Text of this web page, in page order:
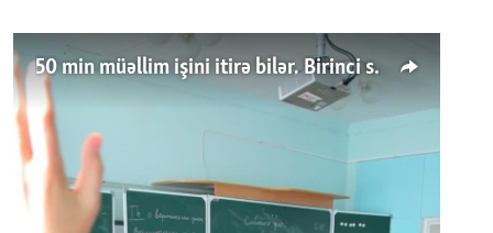
50 min müəllim işini itirə bilər. Birinci sinfə gedənlər azalır